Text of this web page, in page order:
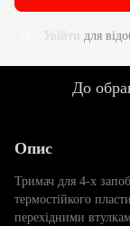
Увійти для
До
Опис
Тримач для 4-х
термостійкого
перехідними